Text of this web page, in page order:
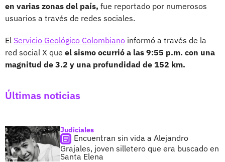
en varias zonas del país, fue reportado por numerosos
usuarios a través de redes sociales.
El Servicio Geológico Colombiano informó a través de la
red social X que el sismo ocurrió a las 9:55 p.m. con una
magnitud de 3.2 y una profundidad de 152 km.
Últimas noticias
Judiciales
Encuentran sin vida a Alejandro
Grajales, joven silletero que era buscado en
Santa Elena